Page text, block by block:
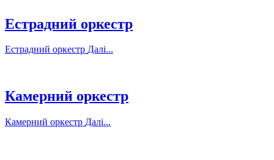
Естрадний оркестр
Естрадний оркестр Далі...
Камерний оркестр
Камерний оркестр Далі...